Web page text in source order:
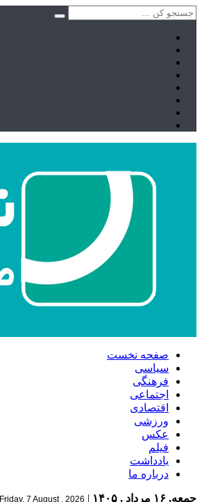
صفحه نخست
سیاسی
فرهنگی
اجتماعی
اقتصادی
ورزشی
عکس
فیلم
یادداشت
درباره ما
جمعه, ۱۶ مرداد , ۱۴۰۵ |
Friday, 7 August , 2026